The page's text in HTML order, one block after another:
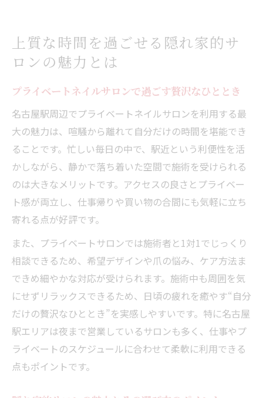
上質な時間を過ごせる隠れ家的サ
ロンの魅力とは
プライベートネイルサロンで過ごす贅沢なひととき
名古屋駅周辺でプライベートネイルサロンを利用する最
大の魅力は、喧騒から離れて自分だけの時間を堪能でき
ることです。忙しい毎日の中で、駅近という利便性を活
かしながら、静かで落ち着いた空間で施術を受けられる
のは大きなメリットです。アクセスの良さとプライベー
ト感が両立し、仕事帰りや買い物の合間にも気軽に立ち
寄れる点が好評です。
また、プライベートサロンでは施術者と1対1でじっくり
相談できるため、希望デザインや爪の悩み、ケア方法ま
できめ細やかな対応が受けられます。施術中も周囲を気
にせずリラックスできるため、日頃の疲れを癒やす“自分
だけの贅沢なひととき”を実感しやすいです。特に名古屋
駅エリアは夜まで営業しているサロンも多く、仕事やプ
ライベートのスケジュールに合わせて柔軟に利用できる
点もポイントです。